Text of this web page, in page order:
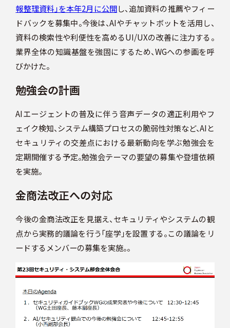
報整理資料」を本年2月に公開し、追加資料の推薦やフィー
ドバックを募集中。今後は、AIやチャットボットを活用し、
資料の検索性や利便性を高めるUI/UXの改善に注力する。
業界全体の知識基盤を強固にするため、WGへの参画を呼
びかけた。
勉強会の計画
AIエージェントの普及に伴う音声データの適正利用やフ
ェイク検知、システム構築プロセスの脆弱性対策など、AIと
セキュリティの交差点における最新動向を学ぶ勉強会を
定期開催する予定。勉強会テーマの要望の募集や登壇依頼
を実施。
金商法改正への対応
今後の金商法改正を見据え、セキュリティやシステムの観
点から実務的議論を行う「座学」を設置する。この議論をリ
ードするメンバーの募集を実施。。